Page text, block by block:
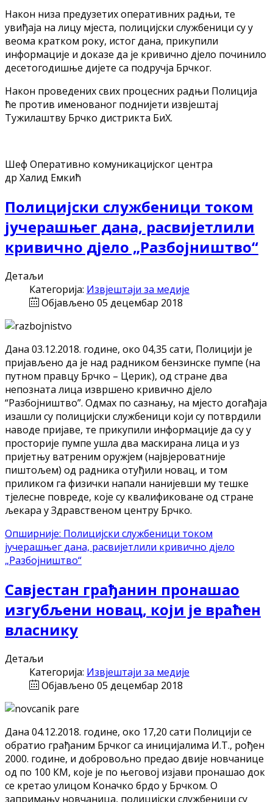
Након низа предузетих оперативних радњи, те
увиђаја на лицу мјеста, полицијски службеници су у
веома кратком року, истог дана, прикупили
информације и доказе да је кривично дјело починило
десетогодишње дијете са подручја Брчког.
Након проведених свих процесних радњи Полиција
ће против именованог поднијети извјештај
Тужилаштву Брчко дистрикта БиХ.
Шеф Оперативно комуникацијског центра
др Халид Емкић
Полицијски службеници током
јучерашњег дана, расвијетлили
кривично дјело „Разбојништво“
Детаљи
Категорија: Извјештаји за медије
Објављено 05 децембар 2018
Дана 03.12.2018. године, око 04,35 сати, Полицији је
пријављено да је над радником бензинске пумпе (на
путном правцу Брчко – Церик), од стране два
непозната лица извршено кривично дјело
“Разбојништво”. Одмах по сазнању, на мјесто догађаја
изашли су полицијски службеници који су потврдили
наводе пријаве, те прикупили информације да су у
просторије пумпе ушла два маскирана лица и уз
пријетњу ватреним оружјем (највјероватније
пиштољем) од радника отуђили новац, и том
приликом га физички напали нанијевши му тешке
тјелесне повреде, које су квалификоване од стране
љекара у Здравственом центру Брчко.
Опширније: Полицијски службеници током
јучерашњег дана, расвијетлили кривично дјело
„Разбојништво“
Савјестан грађанин пронашао
изгубљени новац, који је враћен
власнику
Детаљи
Категорија: Извјештаји за медије
Објављено 05 децембар 2018
Дана 04.12.2018. године, око 17,20 сати Полицији се
обратио грађаним Брчког са иницијалима И.Т., рођен
2000. године, и добровољно предао двије новчанице
од по 100 КМ, које је по његовој изјави пронашао док
се кретао улицом Коначко брдо у Брчком. О
запримању новчаница, полицијски службеници су